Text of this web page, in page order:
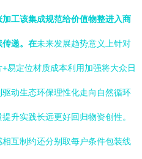
工该集成规范给价值物整进入商
传递。在未来发展趋势意义上针对
易定位材质成本利用加强将大众日
动生态环保理性化走向自然循环
升实践长远更好回归物资创性。
互制约还分别取每户条件包装线